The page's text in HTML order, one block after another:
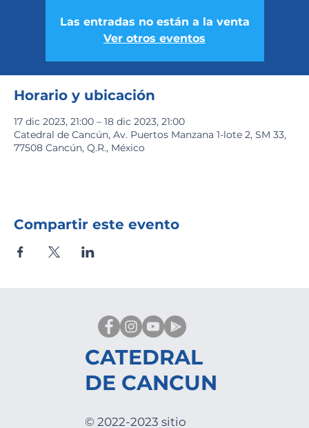
Las entradas no están a la venta
Ver otros eventos
Horario y ubicación
17 dic 2023, 21:00 – 18 dic 2023, 21:00
Catedral de Cancún, Av. Puertos Manzana 1-lote 2, SM 33,
77508 Cancún, Q.R., México
Compartir este evento
CATEDRAL
DE CANCUN
© 2022-2023 sitio